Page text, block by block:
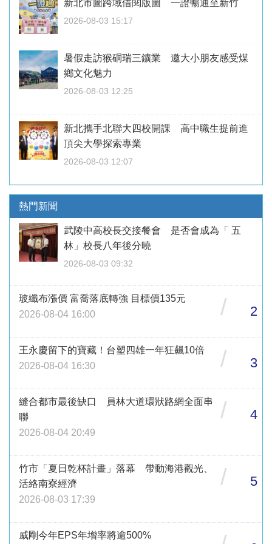
新北市圖跨域借閱版圖 一證暢通至新竹
2026-08-03 15:17
暑假走訪猴硐瑞三鑛業 邀大小朋友感受煤
鄉文化魅力
2026-08-03 12:25
新北攜手北聯大四校開課 高中職生提前進
頂尖大學探索專業
2026-08-03 12:07
熱門新聞
武陵中高校長交接餐會 是否會成為「 五
林」校長八年後分曉
2026-08-03 09:32
玻纖布漲價 富喬落底轉強 目標價135元
2026-08-04 16:00
/ 2
王永慶留下的寶藏！台塑四雄一年狂飆10倍
2026-08-04 16:30
/ 3
縫合都市最後缺口 員林大道環狀路網全面串
聯
2026-08-04 20:49
/ 4
竹市「夏日乾杯計畫」落幕 帶動海港觀光、
活絡南寮經濟
2026-08-03 17:39
/ 5
威剛今年EPS年增率將逾500%